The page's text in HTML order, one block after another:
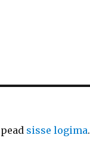
sisse logima.